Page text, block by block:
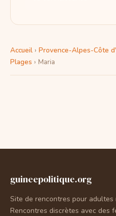
Accueil › Provence-Alpes-Côte
Plages › Maria
guineepolitique.org
Site de rencontres pour adultes
Rencontres discrètes avec des